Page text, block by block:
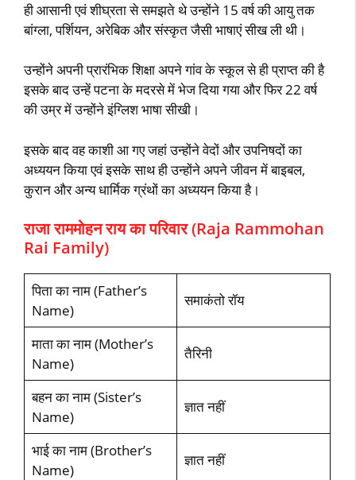
ही आसानी एवं शीघ्रता से समझते थे उन्होंने 15 वर्ष की आयु तक
बांग्ला, पर्शियन, अरेबिक और संस्कृत जैसी भाषाएं सीख ली थी।
उन्होंने अपनी प्रारंभिक शिक्षा अपने गांव के स्कूल से ही प्राप्त की है
इसके बाद उन्हें पटना के मदरसे में भेज दिया गया और फिर 22 वर्ष
की उम्र में उन्होंने इंग्लिश भाषा सीखी।
इसके बाद वह काशी आ गए जहां उन्होंने वेदों और उपनिषदों का
अध्ययन किया एवं इसके साथ ही उन्होंने अपने जीवन में बाइबल,
कुरान और अन्य धार्मिक ग्रंथों का अध्ययन किया है।
राजा राममोहन राय का परिवार (Raja Rammohan
Rai Family)
पिता का नाम (Father’s
Name)
समाकंतो रॉय
माता का नाम (Mother’s
Name)
तैरिनी
बहन का नाम (Sister’s
Name)
ज्ञात नहीं
भाई का नाम (Brother’s
Name)
ज्ञात नहीं